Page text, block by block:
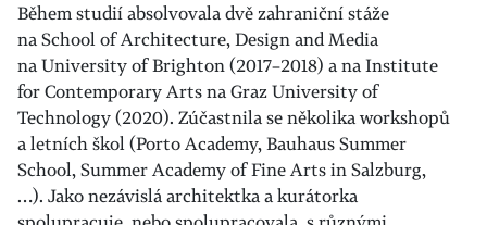
Během studií absolvovala dvě zahraniční stáže
na School of Architecture, Design and Media
na University of Brighton (2017–2018) a na Institute
for Contemporary Arts na Graz University of
Technology (2020). Zúčastnila se několika workshopů
a letních škol (Porto Academy, Bauhaus Summer
School, Summer Academy of Fine Arts in Salzburg,
…). Jako nezávislá architektka a kurátorka